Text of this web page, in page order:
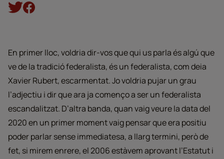
En primer lloc, voldria dir-vos que qui us parla és algú que
ve de la tradició federalista, és un federalista, com deia
Xavier Rubert, escarmentat. Jo voldria pujar un grau
l’adjectiu i dir que ara ja començo a ser un federalista
escandalitzat. D’altra banda, quan vaig veure la data del
2020 en un primer moment vaig pensar que era positiu
poder parlar sense immediatesa, a llarg termini, però de
fet, si mirem enrere, el 2006 estàvem aprovant l’Estatut i